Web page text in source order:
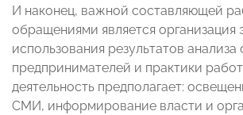
И наконец, важной составляющей
обращениями является организация
использования результатов
предпринимателей и практики
деятельность предполагает:
СМИ, информирование власти и